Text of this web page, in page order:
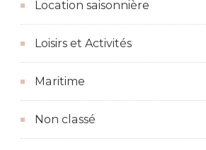
Location saisonnière
Loisirs et Activités
Maritime
Non classé